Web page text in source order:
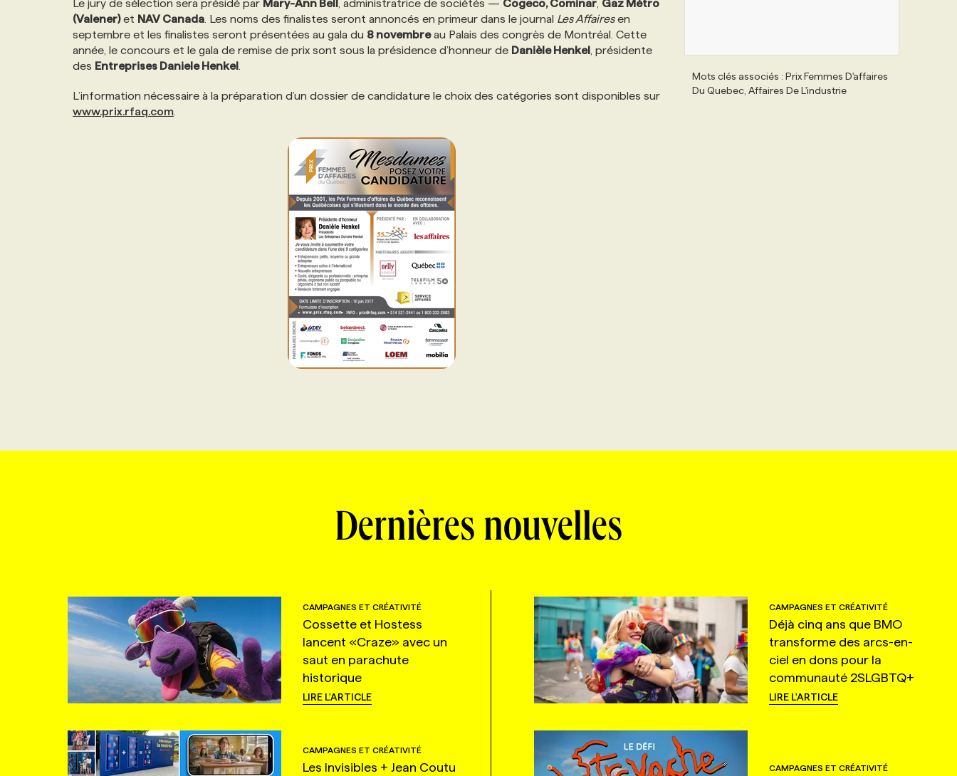
NOS TARIFS
PROGRAMMES DE SUBVENTIONS
ANNONCEZ AVEC NOUS
Le jury de sélection sera présidé par Mary-Ann Bell , administratrice de sociétés — Cogeco, Cominar Gaz Métro
(Valener)et NAV Canada . Les noms des finalistes seront annoncés en primeur dans le journal Les Affairesen
septembre et les finalistes seront présentées au gala du 8 novembreau Palais des congrès de Montréal. Cette
année, le concours et le gala de remise de prix sont sous la présidence d’honneur de Danièle Henkel , présidente
des Entreprises Daniele Henkel
L’information nécessaire à la préparation d’un dossier de candidature le choix des catégories sont disponibles sur
www.prix.rfaq.com
Mots clés associés : Prix Femmes D'affaires
Du Quebec, Affaires De L'industrie
Dernières nouvelles
CAMPAGNES ET CRÉATIVITÉ
Cossette et Hostess
lancent «Craze» avec un
saut en parachute
historique
LIRE L'ARTICLE
CAMPAGNES ET CRÉATIVITÉ
Déjà cinq ans que BMO
transforme des arcs-en-
ciel en dons pour la
communauté 2SLGBTQ+
LIRE L'ARTICLE
CAMPAGNES ET CRÉATIVITÉ
Les Invisibles + Jean Coutu
CAMPAGNES ET CRÉATIVITÉ